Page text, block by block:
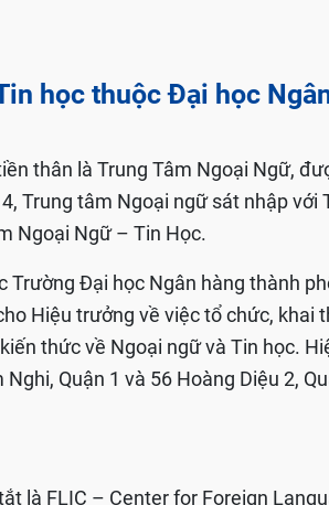
học thuộc Đại học
thân là Trung Tâm Ngoại Ngữ,
Trung tâm Ngoại ngữ sát nhập với
Ngoại Ngữ – Tin Học.
Đại học Ngân hàng thành
Hiệu trưởng về việc tổ chức, khai
thức về Ngoại ngữ và Tin học.
Quận 1 và 56 Hoàng Diệu 2,
là FLIC – Center for Foreign